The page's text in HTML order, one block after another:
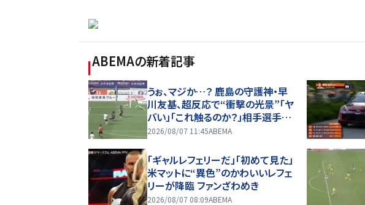
ABEMAの新着記事
うぉ、マジか…？ 鹿島の守護神・早
川友基、超反応で“衝撃の光景”「ヤ
バい」「これ触るのか？」相手選手ド
ン引き→右手一本“スーパーセー
2026/08/07 11:45ABEMA
「ギャルレフェリーだ」「初めて見た」
米マットに“異色”のかわいいレフェ
リーが降臨 ファンざわめき
2026/08/07 08:09ABEMA